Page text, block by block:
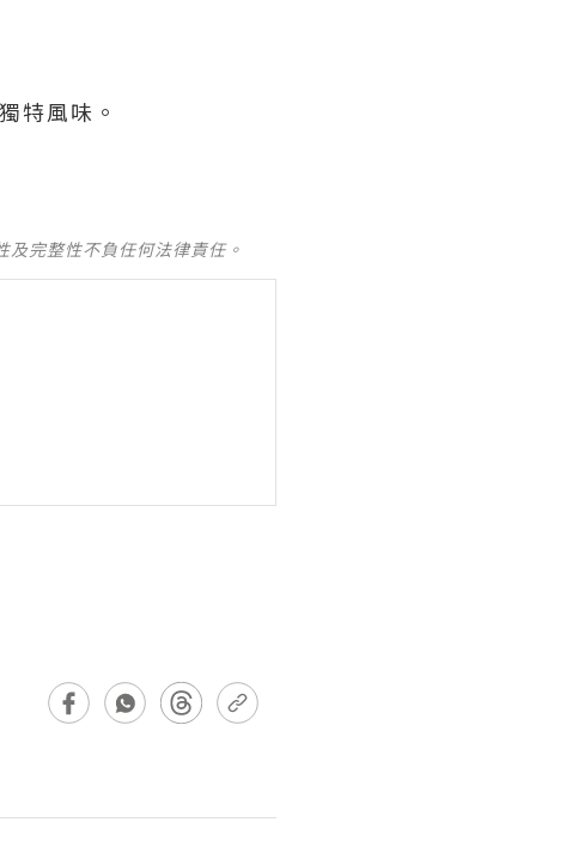
特風味。
完整性不負任何法律責任。